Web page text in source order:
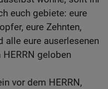
euch gebiete: eure
eure Zehnten,
alle eure auserlesenen
geloben
vor dem HERRN,